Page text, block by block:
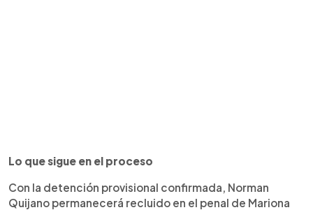
Lo que sigue en el proceso
Con la detención provisional confirmada, Norman
Quijano permanecerá recluido en el penal de Mariona